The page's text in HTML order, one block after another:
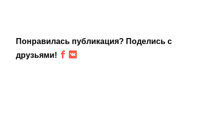
Понравилась публикация? Поделись с
друзьями!